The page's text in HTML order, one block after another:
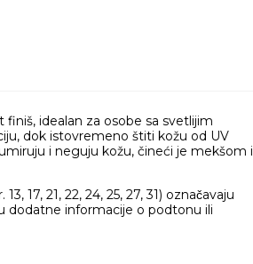
idealan za osobe sa svetlijim
dok istovremeno štiti kožu od UV
i neguju kožu, čineći je mekšom i
17, 21, 22, 24, 25, 27, 31) označavaju
dodatne informacije o podtonu ili